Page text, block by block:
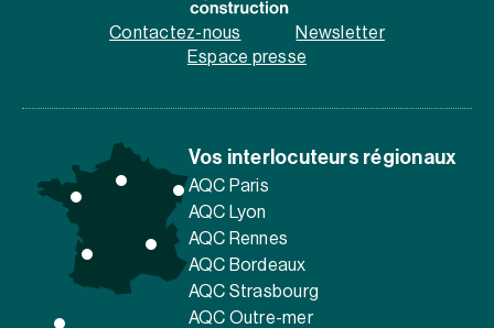
Contactez-nous
Newsletter
Espace presse
Vos interlocuteurs régionaux
AQC Paris
AQC Lyon
AQC Rennes
AQC Bordeaux
AQC Strasbourg
AQC Outre-mer